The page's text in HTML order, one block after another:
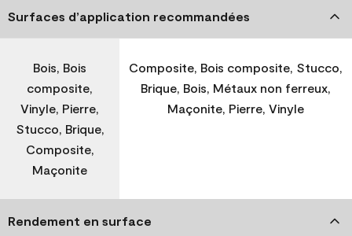
Surfaces d’application recommandées
Bois, Bois
composite,
Vinyle, Pierre,
Stucco, Brique,
Composite,
Maçonite
Composite, Bois composite, Stucco,
Brique, Bois, Métaux non ferreux,
Maçonite, Pierre, Vinyle
Rendement en surface